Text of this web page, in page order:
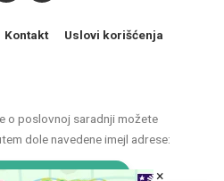
o poslovnoj saradnji možete
dole navedene imejl adrese:
Kontakt Uslovi korišćenja
×